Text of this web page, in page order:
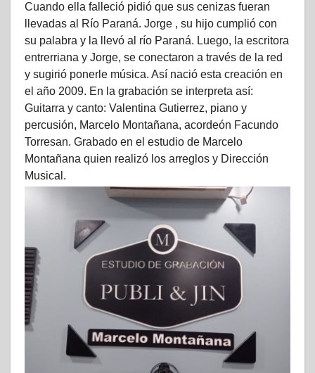
Cuando ella falleció pidió que sus cenizas fueran
llevadas al Río Paraná. Jorge , su hijo cumplió con
su palabra y la llevó al río Paraná. Luego, la escritora
entrerriana y Jorge, se conectaron a través de la red
y sugirió ponerle música. Así nació esta creación en
el año 2009. En la grabación se interpreta así:
Guitarra y canto: Valentina Gutierrez, piano y
percusión, Marcelo Montañana, acordeón Facundo
Torresan. Grabado en el estudio de Marcelo
Montañana quien realizó los arreglos y Dirección
Musical.